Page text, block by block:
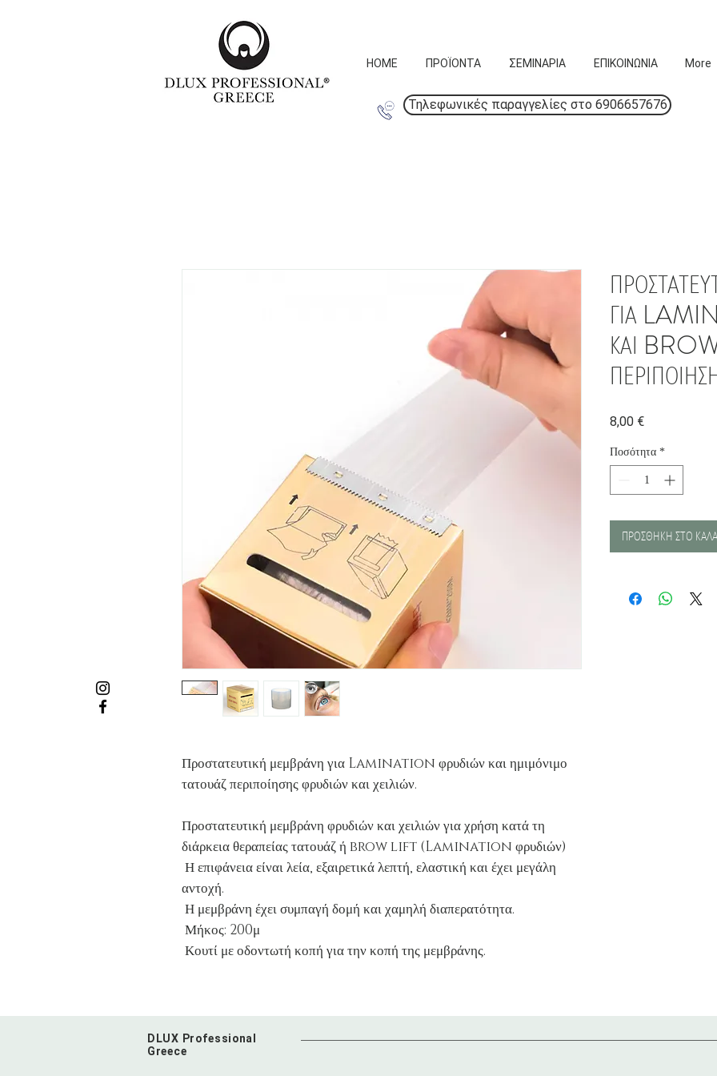
HOME ΠΡΟΪΟΝΤΑ ΣΕΜΙΝΑΡΙΑ ΕΠΙΚΟΙΝΩΝΙΑ More
Τηλεφωνικές παραγγελίες στο 6906657676
Προστατευτική μεμβράνη για Lamination φρυδιών και ημιμόνιμο
τατουάζ περιποίησης φρυδιών και χειλιών.
Προστατευτική μεμβράνη φρυδιών και χειλιών για χρήση κατά τη
διάρκεια θεραπείας τατουάζ ή brow lift (Lamination φρυδιών)
Η επιφάνεια είναι λεία, εξαιρετικά λεπτή, ελαστική και έχει μεγάλη
αντοχή.
Η μεμβράνη έχει συμπαγή δομή και χαμηλή διαπερατότητα.
Μήκος: 200μ
Κουτί με οδοντωτή κοπή για την κοπή της μεμβράνης.
ΓΙΑ
ΚΑΙ
8,00 €Τιμή
Ποσότητα *
ΠΡΟΣΘΗΚΗ ΣΤΟ
DLUX Professional
Greece